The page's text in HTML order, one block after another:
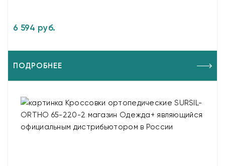
6 594 руб.
ПОДРОБНЕЕ